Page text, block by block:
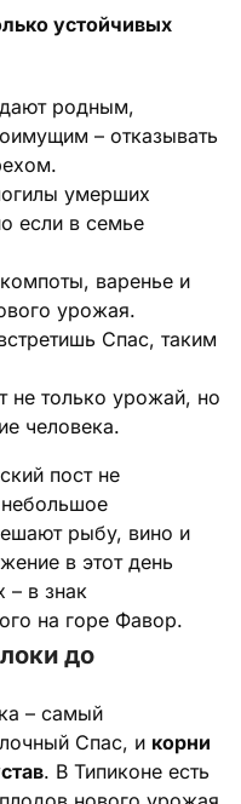
устойчивых
родным,
– отказывать
умерших
если в семье
варенье и
урожая.
Спас, таким
не только урожай, но
человека.
пост не
рыбу, вино и
в этот день
– в знак
на горе Фавор.
до
– самый
Спас, и корни
. В Типиконе есть